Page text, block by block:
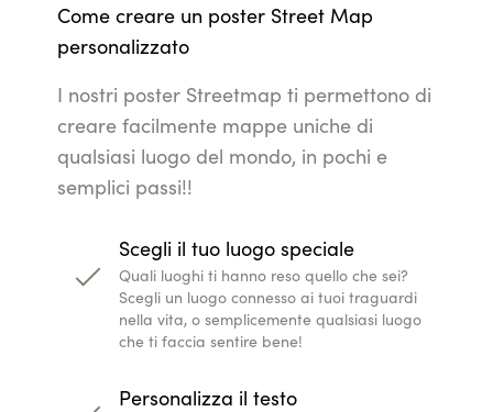
Come creare un poster Street Map
personalizzato
I nostri poster Streetmap ti permettono di
creare facilmente mappe uniche di
qualsiasi luogo del mondo, in pochi e
semplici passi!!
Scegli il tuo luogo speciale
Quali luoghi ti hanno reso quello che sei?
Scegli un luogo connesso ai tuoi traguardi
nella vita, o semplicemente qualsiasi luogo
che ti faccia sentire bene!
Personalizza il testo